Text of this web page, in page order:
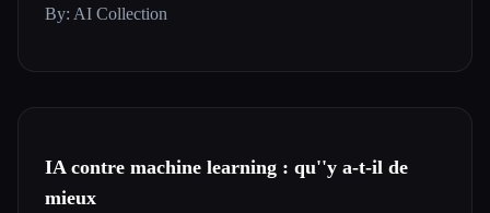
By: AI Collection
IA contre machine learning : qu''y a-t-il de
mieux